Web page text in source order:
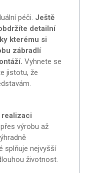
péči. Ještě
detailní
kterému si
zábradlí
Vyhnete se
jistotu, že
výrobu až
splňuje nejvyšší
životnost.